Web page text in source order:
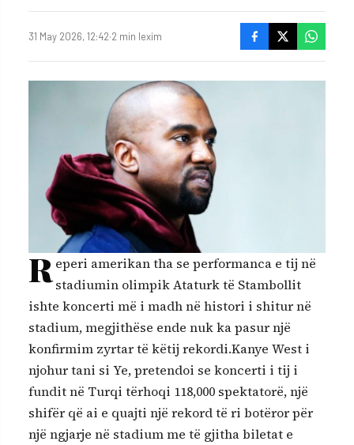
31 May 2026, 12:42·2 min lexim
R eperi amerikan tha se performanca e tij në
stadiumin olimpik Ataturk të Stambollit
ishte koncerti më i madh në histori i shitur në
stadium, megjithëse ende nuk ka pasur një
konfirmim zyrtar të këtij rekordi.Kanye West i
njohur tani si Ye, pretendoi se koncerti i tij i
fundit në Turqi tërhoqi 118,000 spektatorë, një
shifër që ai e quajti një rekord të ri botëror për
një ngjarje në stadium me të gjitha biletat e